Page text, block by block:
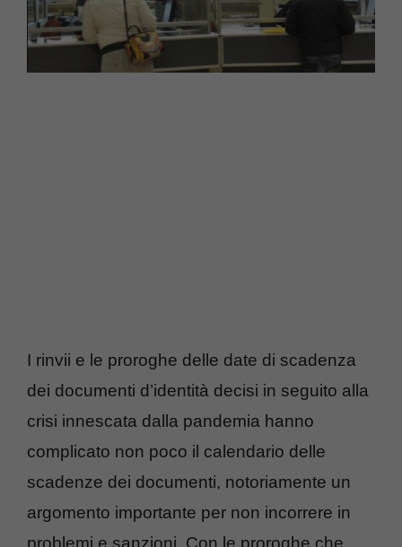
I rinvii e le proroghe delle date di scadenza
dei documenti d’identità decisi in seguito alla
crisi innescata dalla pandemia hanno
complicato non poco il calendario delle
scadenze dei documenti, notoriamente un
argomento importante per non incorrere in